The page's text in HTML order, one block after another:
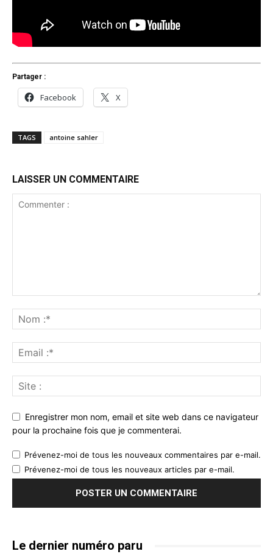
Partager :
Facebook X
TAGS antoine sahler
LAISSER UN COMMENTAIRE
Enregistrer mon nom, email et site web dans ce navigateur
pour la prochaine fois que je commenterai.
Prévenez-moi de tous les nouveaux commentaires par e-mail.
Prévenez-moi de tous les nouveaux articles par e-mail.
Le dernier numéro paru